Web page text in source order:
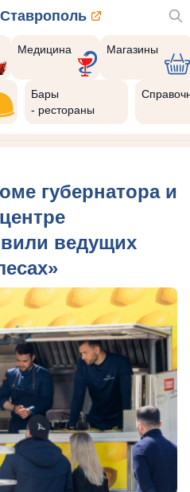
Ставрополь
Медицина Магазины
Бары
- рестораны
губернатора и
ведущих